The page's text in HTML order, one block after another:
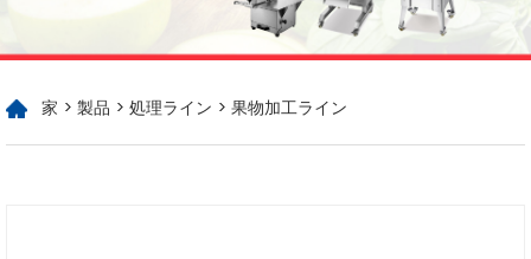
家 > 製品 > 処理ライン > 果物加工ライン